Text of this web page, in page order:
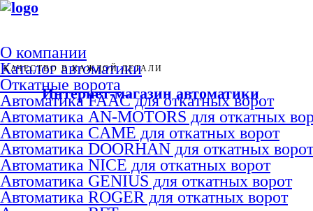
Интернет-магазин автоматики
КАЧЕСТВО В КАЖДОЙ ДЕТАЛИ
О компании
Каталог автоматики
Откатные ворота
Автоматика FAAC для откатных ворот
Автоматика AN-MOTORS для откатных
Автоматика CAME для откатных ворот
Автоматика DOORHAN для откатных ворот
Автоматика NICE для откатных ворот
Автоматика GENIUS для откатных ворот
Автоматика ROGER для откатных ворот